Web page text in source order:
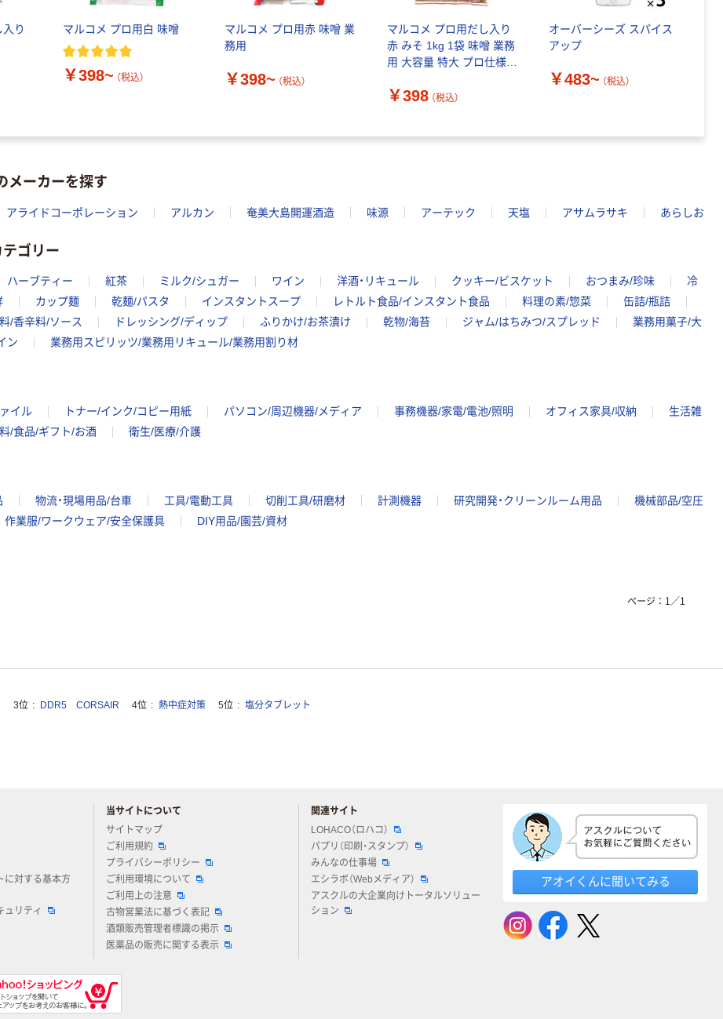
り
マルコメ プロ用白 味噌
￥398~ （税込）
マルコメ プロ用赤 味噌 業
務用
￥398~ （税込）
マルコメ プロ用だし入り
赤 みそ 1kg 1袋 味噌 業務
用 大容量 特大 プロ仕様
￥398 （税込）
オーバーシーズ スパイス
アップ
￥483~ （税込）
メーカーを探す
アライドコーポレーション アルカン 奄美大島開運酒造 味源 アーテック 天塩 アサムラサキ あらしお
ゴリー
ハーブティー 紅茶 ミルク/シュガー ワイン 洋酒・リキュール クッキー/ビスケット おつまみ/珍味
冷
カップ麺 乾麺/パスタ インスタントスープ レトルト食品/インスタント食品 料理の素/惣菜
缶詰/瓶詰
/香辛料/ソース ドレッシング/ディップ ふりかけ/お茶漬け 乾物/海苔 ジャム/はちみつ/スプレッド
業務用菓子/大
ン 業務用スピリッツ/業務用リキュール/業務用割り材
イル トナー/インク/コピー用紙 パソコン/周辺機器/メディア 事務機器/家電/電池/照明 オフィス家具/収納
生活雑
/食品/ギフト/お酒 衛生/医療/介護
物流・現場用品/台車 工具/電動工具 切削工具/研磨材 計測機器 研究開発・クリーンルーム用品
機械部品/空圧
作業服/ワークウェア/安全保護具 DIY用品/園芸/資材
ファーストレイ
ト ホワイト紙コ
ップ
オリジナル
アスクル 検査用
証
本気プライス
ペーパータオル
FSC認証 シング
￥149~
ページ： 1 ／1
3位 DDR5 CORSAIR 4位 熱中症対策 5位 塩分タブレット
に対する基本方
ュリティ
当サイトについて
サイトマップ
ご利用規約
プライバシーポリシー
ご利用環境について
ご利用上の注意
古物営業法に基づく表記
酒類販売管理者標識の掲示
医薬品の販売に関する表示
関連サイト
LOHACO（ロハコ）
パプリ（印刷・スタンプ）
みんなの仕事場
エシラボ（Webメディア）
アスクルの大企業向けトータルソリュー
ション
アオイくんに聞いてみる